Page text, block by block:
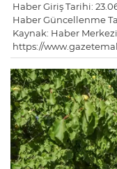
Haber Giriş Tarihi:
Haber Güncellenme
Kaynak: Haber Merkezi
https://